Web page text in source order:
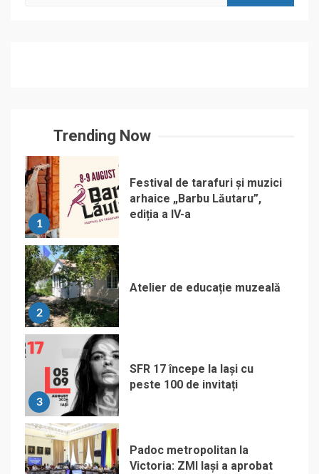
Trending Now
1
Festival de tarafuri și muzici
arhaice „Barbu Lăutaru”,
ediția a IV-a
2
Atelier de educație muzeală
3
SFR 17 începe la Iași cu
peste 100 de invitați
Padoc metropolitan la
Victoria: ZMI Iași a aprobat